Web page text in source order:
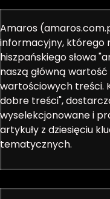
Amaros
informacyjny, którego
hiszpańskiego słowa
naszą główną
wartościowych treści.
dobre treści",
wyselekcjonowane i
artykuły z dziesięciu
tematycznych.